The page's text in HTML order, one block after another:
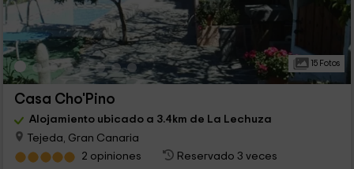
15 Fotos
Casa Cho'Pino
Alojamiento ubicado a 3.4km de La Lechuza
Tejeda, Gran Canaria
2 opiniones
Reservado 3 veces